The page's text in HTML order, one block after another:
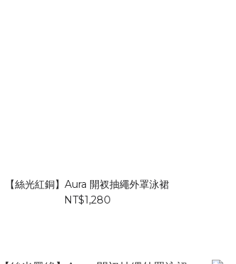
【絲光紅銅】Aura 開衩抽繩外罩泳裙
NT$1,280